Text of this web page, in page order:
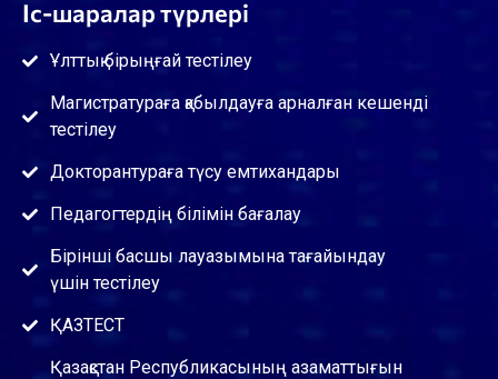
Іс-шаралар түрлері
Ұлттық бірыңғай тестілеу
Магистратураға қабылдауға арналған кешенді
тестілеу
Докторантураға түсу емтихандары
Педагогтердің білімін бағалау
Бірінші басшы лауазымына тағайындау
үшін тестілеу
ҚАЗТЕСТ
Қазақстан Республикасының азаматтығын